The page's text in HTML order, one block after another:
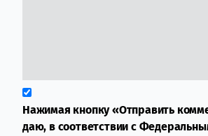
Нажимая кнопку «Отправить
даю, в соответствии с